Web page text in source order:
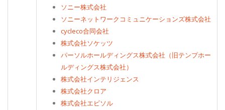
ソニー株式会社
ソニーネットワークコミュニケーションズ株式会社
cycleco合同会社
株式会社ソケッツ
パーソルホールディングス株式会社（旧テンプホー
ルディングス株式会社）
株式会社インテリジェンス
株式会社クロア
株式会社エビソル